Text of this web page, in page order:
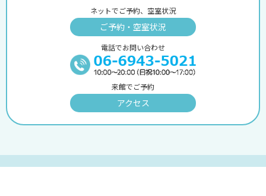
ネットでご予約、空室状況
ご予約・空室状況
電話でお問い合わせ
来館でご予約
アクセス